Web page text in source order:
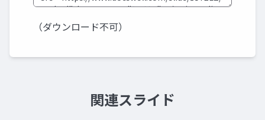
（ダウンロード不可）
関連スライド